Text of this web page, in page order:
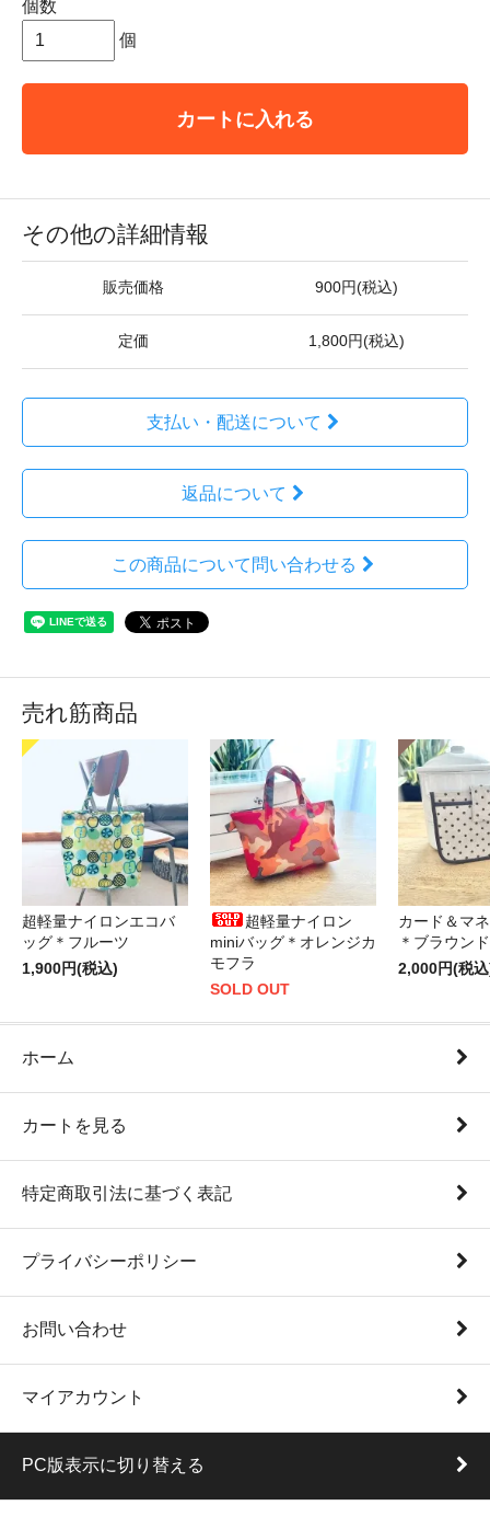
個数
個
カートに入れる
その他の詳細情報
販売価格 900円(税込)
定価 1,800円(税込)
支払い・配送について
返品について
この商品について問い合わせる
売れ筋商品
超軽量ナイロンエコバ
ッグ＊フルーツ
1,900円(税込)
超軽量ナイロン
miniバッグ＊オレンジカ
モフラ
SOLD OUT
カード＆マ
＊ブラウン
2,000円(税
ホーム
カートを見る
特定商取引法に基づく表記
プライバシーポリシー
お問い合わせ
マイアカウント
PC版表示に切り替える